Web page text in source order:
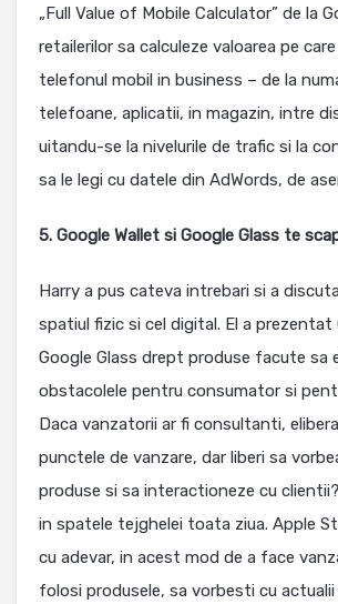
„Full Value of Mobile Calculator” de la
retailerilor sa calculeze valoarea pe
telefonul mobil in business – de la
telefoane, aplicatii, in magazin, intre
uitandu-se la nivelurile de trafic si la
sa le legi cu datele din AdWords, de
5. Google Wallet si Google Glass te
Harry a pus cateva intrebari si a
spatiul fizic si cel digital. El a prezentat
Google Glass drept produse facute sa
obstacolele pentru consumator si
Daca vanzatorii ar fi consultanti,
punctele de vanzare, dar liberi sa
produse si sa interactioneze cu
in spatele tejghelei toata ziua. Apple
cu adevar, in acest mod de a face
folosi produsele, sa vorbesti cu